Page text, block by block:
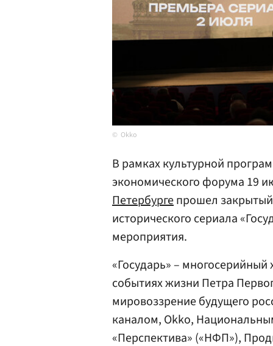
Okko
В рамках культурной
экономического форума 19
Петербургепрошел
исторического сериала
мероприятия.
«Государь» –
событиях жизни Петра
мировоззрение будущего
каналом, Okko,
«Перспектива» («НФП»),